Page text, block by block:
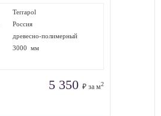
Terrapol
Россия
древесно-полимерный
композит
3000 мм
5 350 ₽ за м2